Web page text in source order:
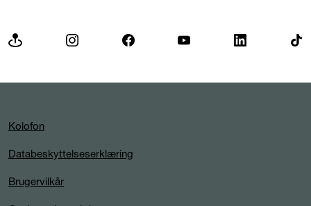
Kolofon
Databeskyttelseserklæring
Brugervilkår